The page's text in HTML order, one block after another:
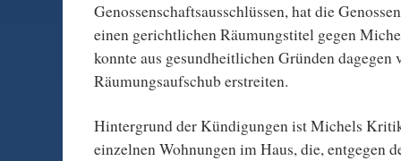
Genossenschaftsausschlüssen, hat die
einen gerichtlichen Räumungstitel gegen
konnte aus gesundheitlichen Gründen dagegen
Räumungsaufschub erstreiten.
Hintergrund der Kündigungen ist Michels
einzelnen Wohnungen im Haus, die, entgegen